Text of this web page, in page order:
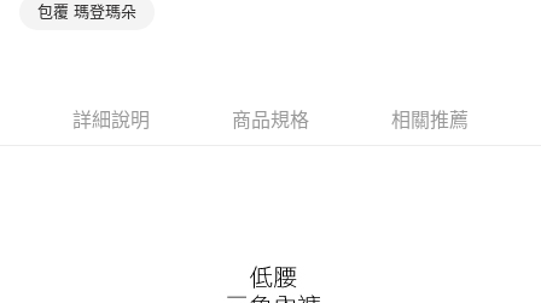
３．未成年的使用者請事先徵得法定代理人或監護人之同意方可使用
請求用戶進行身份認證。
宅配
每筆NT$150，滿NT$2,000(含以上)免運費
包覆 瑪登瑪朵
詳細說明 商品規格 相關推薦